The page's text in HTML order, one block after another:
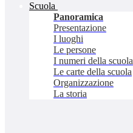
Scuola
Panoramica
Presentazione
I luoghi
Le persone
I numeri della scuola
Le carte della scuola
Organizzazione
La storia